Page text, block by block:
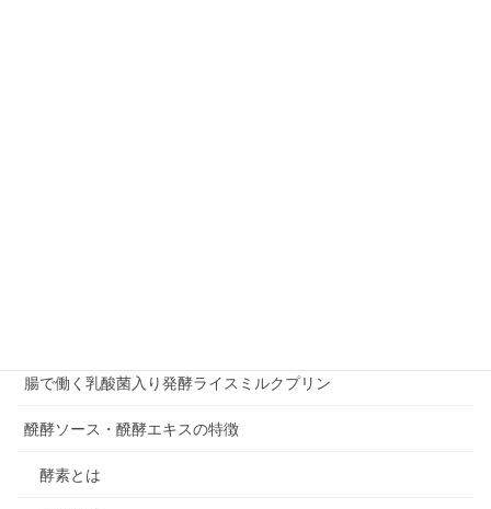
腸で働く乳酸菌入り発酵ライスミルクプリン
醗酵ソース・醗酵エキスの特徴
酵素とは